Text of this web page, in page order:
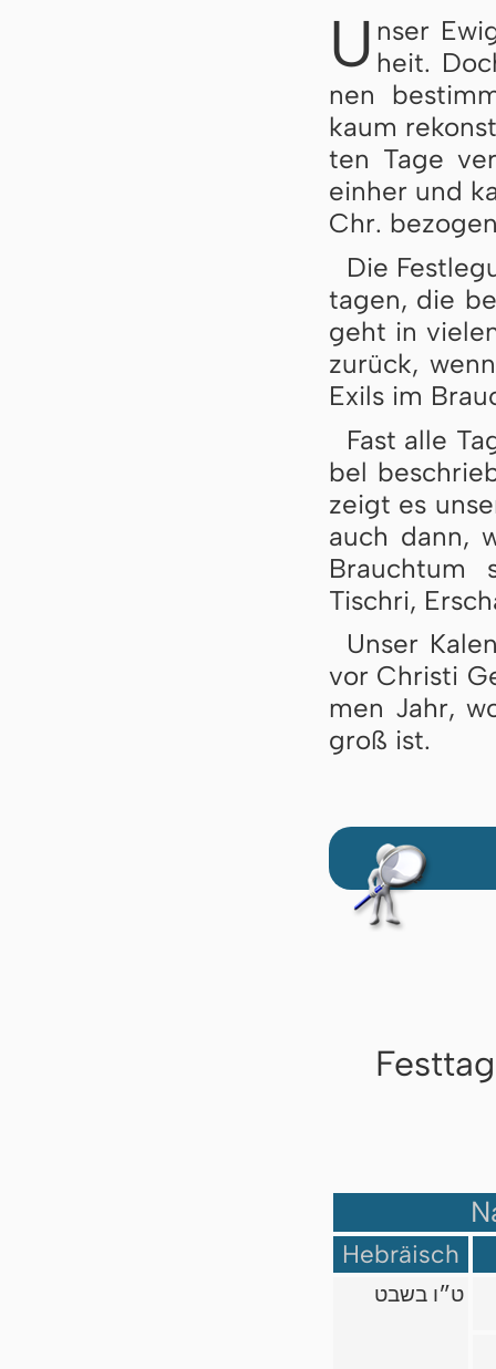
U nser
heit.
nen
kaum
ten Ta­ge
ein­her und
Chr.
Die
ta­gen, die
geht in
zu­rück,
Exils im
Fast alle
bel
zeigt es
auch dann,
Brauch­tum
Tisch­ri,
Unser
vor Chris­ti
men Jahr,
groß ist.
Hebräisch
ט״ו בשבט